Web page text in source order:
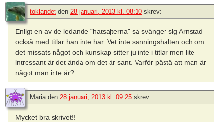
toklandet den 28 januari, 2013 kl. 08:10 skrev:
Enligt en av de ledande ”hatsajterna” så svänger sig Arnstad
också med titlar han inte har. Vet inte sanningshalten och om
det missats något och kunskap sitter ju inte i titlar men lite
intressant är det ändå om det är sant. Varför påstå att man är
något man inte är?
Mariaden 28 januari, 2013 kl. 09:25 skrev:
Mycket bra skrivet!!